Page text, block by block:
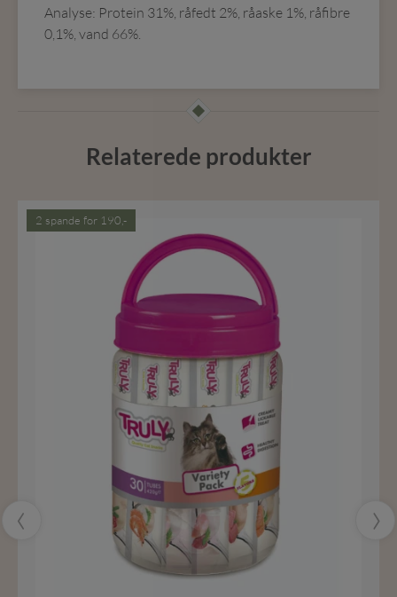
Analyse: Protein 31%, råfedt 2%, råaske 1%, råfibre
0,1%, vand 66%.
Relaterede produkter
2 spande for 190,-
‹ ›